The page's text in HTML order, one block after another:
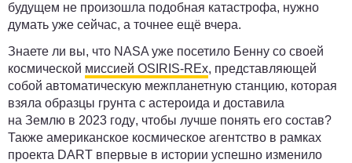
будущем не произошла подобная катастрофа, нужно
думать уже сейчас, а точнее ещё вчера.
Знаете ли вы, что NASA уже посетило Бенну со своей
космической миссией OSIRIS-REx, представляющей
собой автоматическую межпланетную станцию, которая
взяла образцы грунта с астероида и доставила
на Землю в 2023 году, чтобы лучше понять его состав?
Также американское космическое агентство в рамках
проекта DART впервые в истории успешно изменило